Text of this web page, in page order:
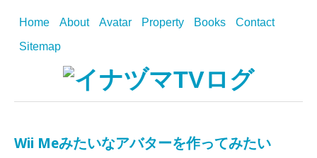
Home About Avatar Property Books
Contact
Sitemap
Wii Meみたいなアバターを作ってみたい